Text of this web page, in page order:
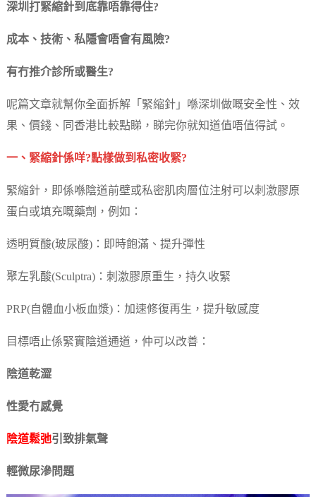
深圳打緊縮針到底靠唔靠得住?
成本、技術、私隱會唔會有風險?
有冇推介診所或醫生?
呢篇文章就幫你全面拆解「緊縮針」喺深圳做嘅安全性、效
果、價錢、同香港比較點睇，睇完你就知道值唔值得試。
一、緊縮針係咩?點樣做到私密收緊?
緊縮針，即係喺陰道前壁或私密肌肉層位注射可以刺激膠原
蛋白或填充嘅藥劑，例如：
透明質酸(玻尿酸)：即時飽滿、提升彈性
聚左乳酸(Sculptra)：刺激膠原重生，持久收緊
PRP(自體血小板血漿)：加速修復再生，提升敏感度
目標唔止係緊實陰道通道，仲可以改善：
陰道乾澀
性愛冇感覺
陰道鬆弛引致排氣聲
輕微尿滲問題